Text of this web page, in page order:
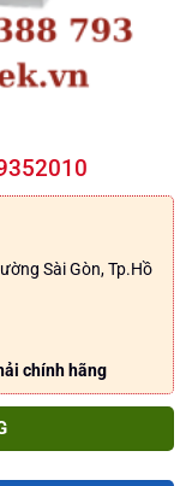
Sài Gòn, Tp.Hồ
chính hãng